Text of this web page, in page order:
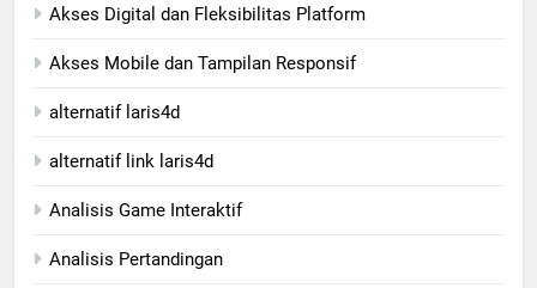
Akses Digital dan Fleksibilitas Platform
Akses Mobile dan Tampilan Responsif
alternatif laris4d
alternatif link laris4d
Analisis Game Interaktif
Analisis Pertandingan